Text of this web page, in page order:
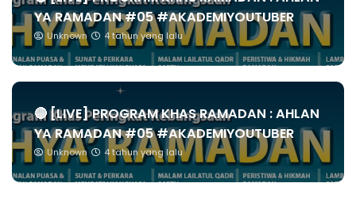
YA RAMADAN #05 #AKADEMIYOUTUBER
Unknown 4 tahun yang lalu
🔴 [LIVE] PROGRAM KHAS RAMADAN : AHLAN
YA RAMADAN #05 #AKADEMIYOUTUBER
Unknown 4 tahun yang lalu